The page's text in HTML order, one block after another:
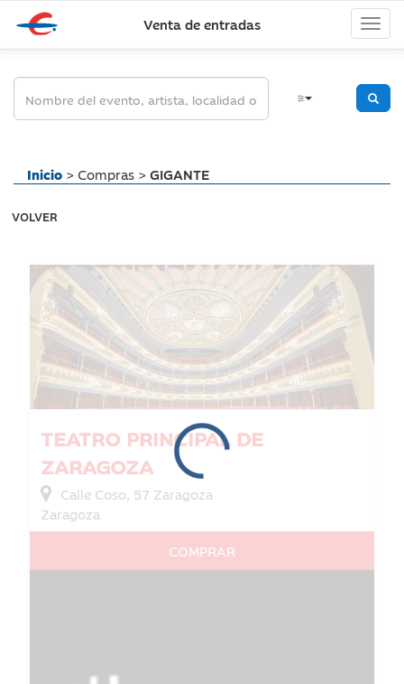
Venta de entradas
Inicio > Compras >GIGANTE
VOLVER